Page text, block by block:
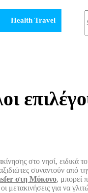
Health Travel
στο νησί, ειδικά
συναντούν από
στη Μύκονο, μπορεί
για να